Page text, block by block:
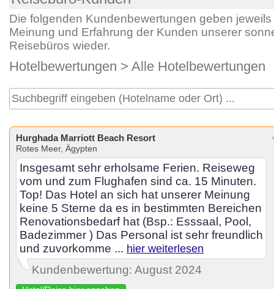
Die folgenden Kundenbewertungen geben
Meinung und Erfahrung der Kunden unserer
Reisebüros wieder.
Hotelbewertungen > Alle Hotelbewertungen
Hurghada Marriott Beach Resort
Rotes Meer, Ägypten
Insgesamt sehr erholsame Ferien. Reiseweg
vom und zum Flughafen sind ca. 15 Minuten.
Top! Das Hotel an sich hat unserer Meinung
keine 5 Sterne da es in bestimmten Bereichen
Renovationsbedarf hat (Bsp.: Esssaal, Pool,
Badezimmer ) Das Personal ist sehr freundlich
und zuvorkomme ... hier weiterlesen
Kundenbewertung: August 2024